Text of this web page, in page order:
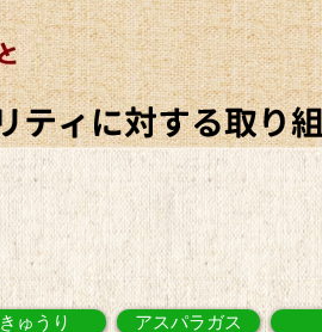
きゅうり
アスパラガス